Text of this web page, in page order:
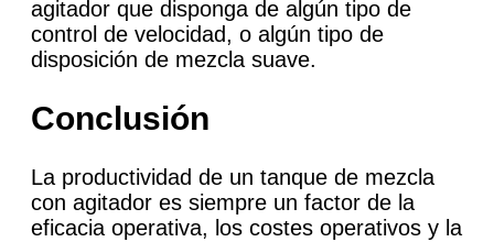
agitador que disponga de algún tipo de
control de velocidad, o algún tipo de
disposición de mezcla suave.
Conclusión
La productividad de un tanque de mezcla
con agitador es siempre un factor de la
eficacia operativa, los costes operativos y la